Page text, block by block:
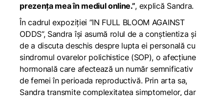
prezența mea în mediul online.”, explică Sandra.
În cadrul expoziției ”IN FULL BLOOM AGAINST
ODDS”, Sandra își asumă rolul de a conștientiza și
de a discuta deschis despre lupta ei personală cu
sindromul ovarelor polichistice (SOP), o afecțiune
hormonală care afectează un număr semnificativ
de femei în perioada reproductivă. Prin arta sa,
Sandra transmite complexitatea simptomelor, dar